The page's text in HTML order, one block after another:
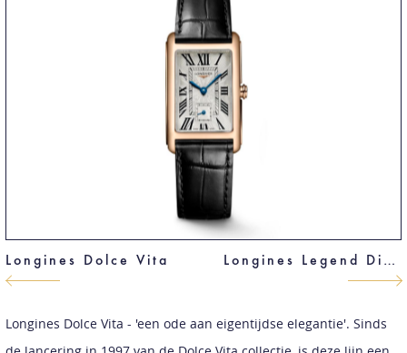
Longines Dolce Vita Longines Legend Diver
Longines Dolce Vita - 'een ode aan eigentijdse elegantie'. Sinds